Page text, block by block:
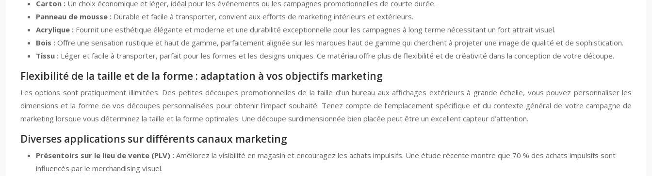
Carton : Un choix économique et léger, idéal pour les événements ou les campagnes promotionnelles de courte durée.
Panneau de mousse : Durable et facile à transporter, convient aux efforts de marketing intérieurs et extérieurs.
Acrylique : Fournit une esthétique élégante et moderne et une durabilité exceptionnelle pour les campagnes à long terme nécessitant un fort attrait visuel.
Bois : Offre une sensation rustique et haut de gamme, parfaitement alignée sur les marques haut de gamme qui cherchent à projeter une image de qualité et de sophistication.
Tissu : Léger et facile à transporter, parfait pour les formes et les designs uniques. Ce matériau offre plus de flexibilité et de créativité dans la conception de votre découpe.
Flexibilité de la taille et de la forme : adaptation à vos objectifs marketing
Les options sont pratiquement illimitées. Des petites découpes promotionnelles de la taille d’un bureau aux affichages extérieurs à grande échelle, vous pouvez personnaliser les
dimensions et la forme de vos découpes personnalisées pour obtenir l’impact souhaité. Tenez compte de l’emplacement spécifique et du contexte général de votre campagne de
marketing lorsque vous déterminez la taille et la forme optimales. Une découpe surdimensionnée bien placée peut être un excellent capteur d’attention.
Diverses applications sur différents canaux marketing
Présentoirs sur le lieu de vente (PLV) : Améliorez la visibilité en magasin et encouragez les achats impulsifs. Une étude récente montre que 70 % des achats impulsifs sont
influencés par le merchandising visuel.